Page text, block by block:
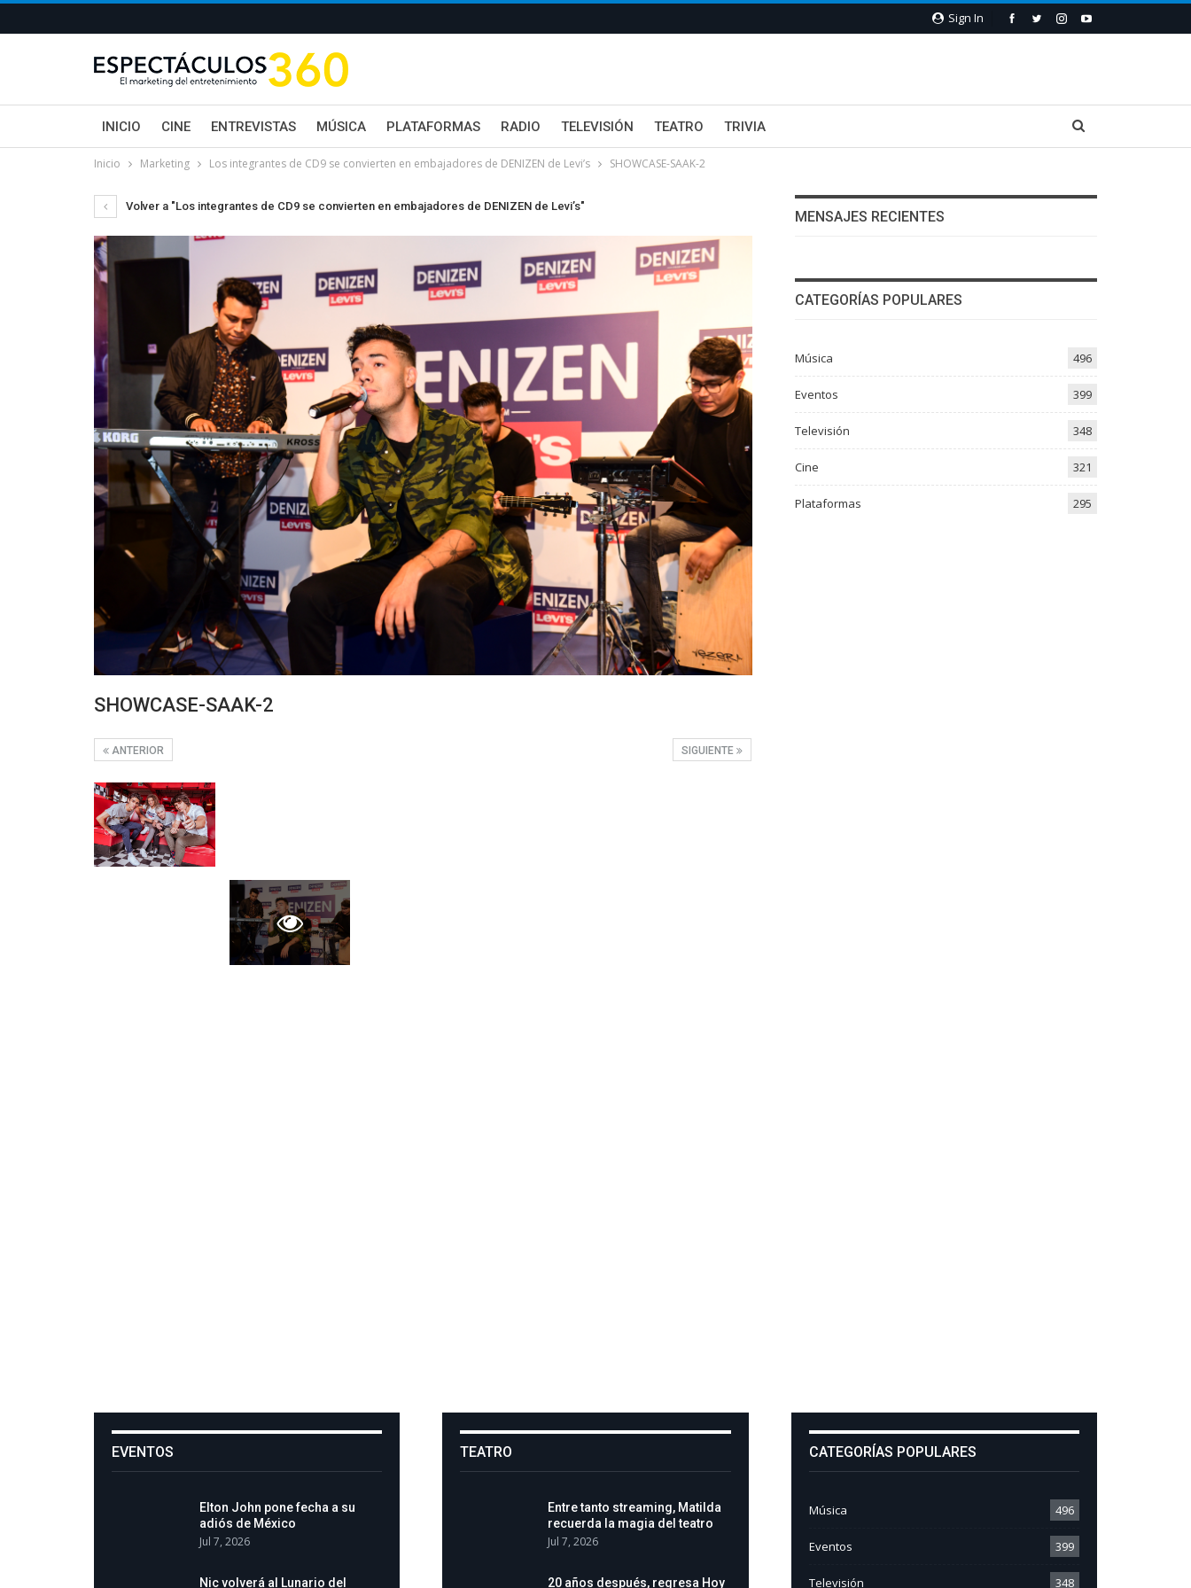
Sign In
INICIO CINE ENTREVISTAS MÚSICA PLATAFORMAS RADIO TELEVISIÓN TEATRO TRIVIA
Inicio Marketing Los integrantes de CD9 se convierten en embajadores de DENIZEN de Levi’s SHOWCASE-SAAK-2
Volver a "Los integrantes de CD9 se convierten en embajadores de DENIZEN de Levi’s"
SHOWCASE-SAAK-2
SIGUIENTE
ANTERIOR
MENSAJES RECIENTES
CATEGORÍAS POPULARES
Música 496
Eventos 399
Televisión 348
Cine 321
Plataformas 295
EVENTOS
Elton John pone fecha a su
adiós de México
Jul 7, 2026
Nic volverá al Lunario del
TEATRO
Entre tanto streaming, Matilda
recuerda la magia del teatro
Jul 7, 2026
20 años después, regresa Hoy
CATEGORÍAS POPULARES
Música 496
Eventos 399
Televisión 348